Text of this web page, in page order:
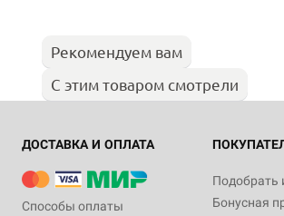
Рекомендуем вам
С этим товаром смотрели
ДОСТАВКА И ОПЛАТА
Способы оплаты
Подобрать
Бонусная